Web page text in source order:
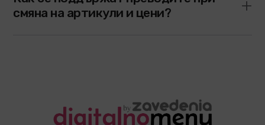
смяна на артикули и цени?